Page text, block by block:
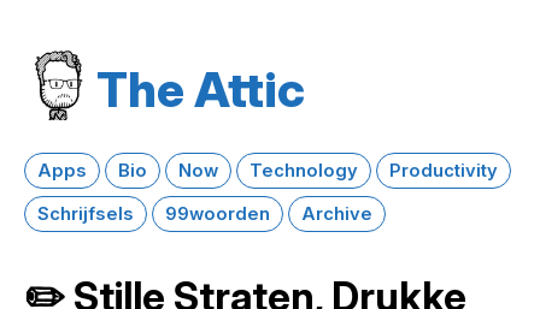
The Attic
Apps Bio Now Technology
Productivity
Schrijfsels
99woorden Archive
✏️ Stille Straten, Drukke